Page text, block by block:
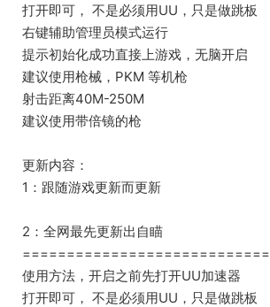
打开即可， 不是必须用UU，只是做跳板
右键辅助管理员模式运行
提示初始化成功直接上游戏，无脑开启
建议使用枪械，PKM 等机枪
射击距离40M-250M
建议使用带倍镜的枪
更新内容：
1：跟随游戏更新而更新
2：全网最先更新出自瞄
============================
使用方法，开启之前先打开UU加速器
打开即可， 不是必须用UU，只是做跳板